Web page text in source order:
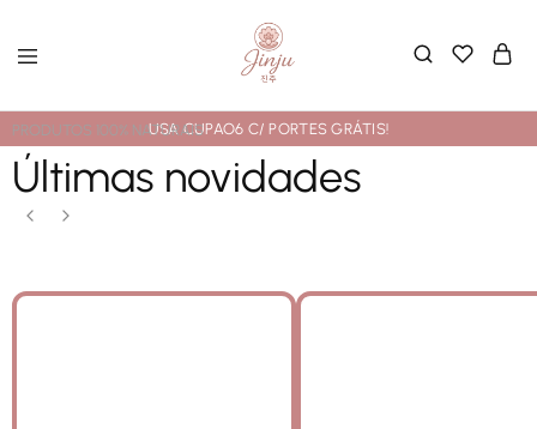
USA CUPAO6 C/ PORTES GRÁTIS!
PRODUTOS 100% NATURAIS
Últimas novidades